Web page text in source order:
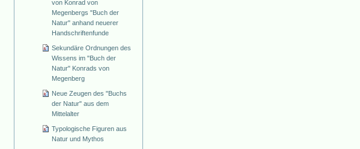
von Konrad von
Megenbergs "Buch der
Natur" anhand neuerer
Handschriftenfunde
Sekundäre Ordnungen des
Wissens im "Buch der
Natur" Konrads von
Megenberg
Neue Zeugen des "Buchs
der Natur" aus dem
Mittelalter
Typologische Figuren aus
Natur und Mythos